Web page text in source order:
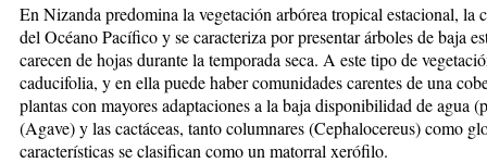
En Nizanda predomina la vegetación arbórea tropical estacional, la
del Océano Pacífico y se caracteriza por presentar árboles de baja
carecen de hojas durante la temporada seca. A este tipo de
caducifolia, y en ella puede haber comunidades carentes de una
plantas con mayores adaptaciones a la baja disponibilidad de agua
(Agave) y las cactáceas, tanto columnares (Cephalocereus) como
características se clasifican como un matorral xerófilo.